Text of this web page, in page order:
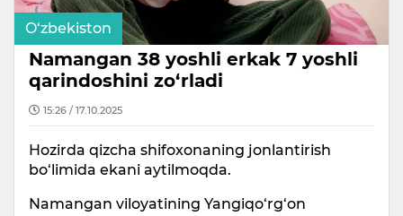
O‘zbekiston
Namangan 38 yoshli erkak 7 yoshli
qarindoshini zo‘rladi
15:26 / 17.10.2025
Hozirda qizcha shifoxonaning jonlantirish
bo‘limida ekani aytilmoqda.
Namangan viloyatining Yangiqo‘rg‘on